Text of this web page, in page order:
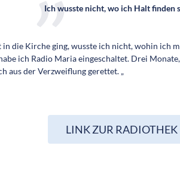
Ich wusste nicht, wo ich Halt finden
in die Kirche ging, wusste ich nicht, wohin ich
ich Radio Maria eingeschaltet. Drei
aus der Verzweiflung gerettet. „
LINK ZUR RADIOTHEK